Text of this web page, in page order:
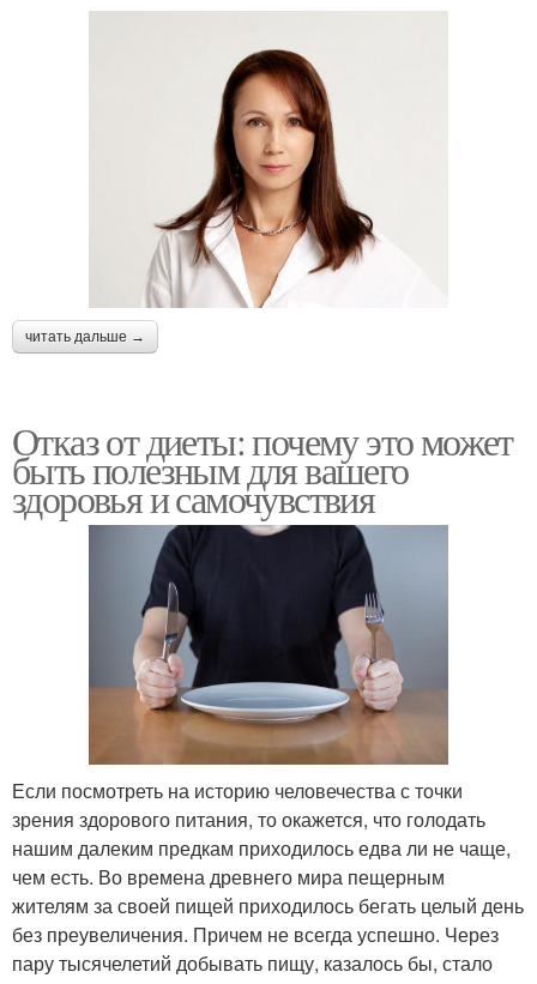
читать дальше →
Отказ от диеты: почему это может
быть полезным для вашего
здоровья и самочувствия
Если посмотреть на историю человечества с точки
зрения здорового питания, то окажется, что голодать
нашим далеким предкам приходилось едва ли не чаще,
чем есть. Во времена древнего мира пещерным
жителям за своей пищей приходилось бегать целый день
без преувеличения. Причем не всегда успешно. Через
пару тысячелетий добывать пищу, казалось бы, стало